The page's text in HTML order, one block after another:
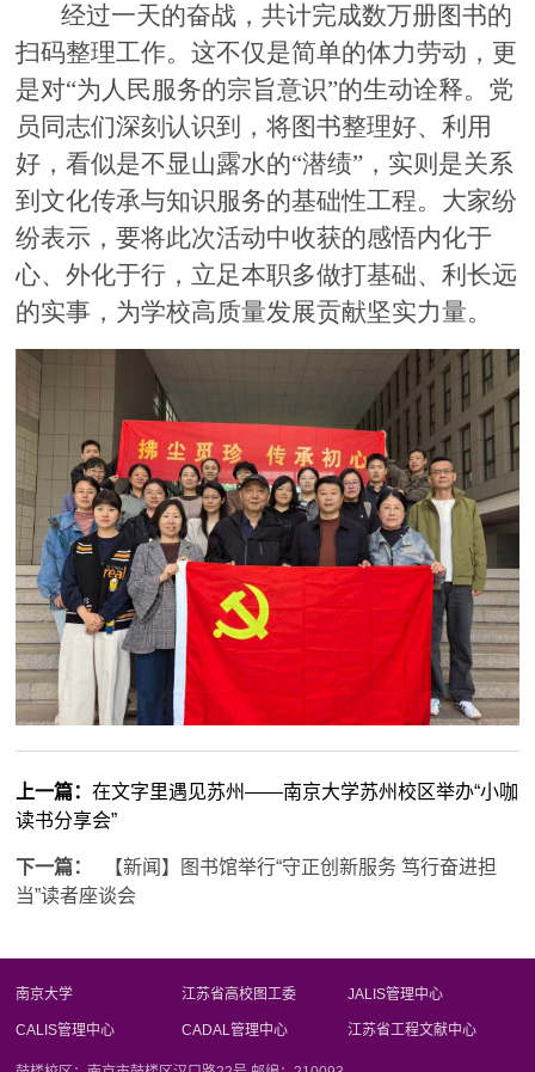
经过一天的奋战，共计完成数万册图书的
扫码整理工作。这不仅是简单的体力劳动，更
是对“为人民服务的宗旨意识”的生动诠释。党
员同志们深刻认识到，将图书整理好、利用
好，看似是不显山露水的“潜绩”，实则是关系
到文化传承与知识服务的基础性工程。大家纷
纷表示，要将此次活动中收获的感悟内化于
心、外化于行，立足本职多做打基础、利长远
的实事，为学校高质量发展贡献坚实力量。
上一篇：在文字里遇见苏州——南京大学苏州校区举办“小咖
读书分享会”
下一篇：
【新闻】图书馆举行“守正创新服务 笃行奋进担
当”读者座谈会
南京大学 江苏省高校图工委 JALIS管理中心
CALIS管理中心 CADAL管理中心 江苏省工程文献中心